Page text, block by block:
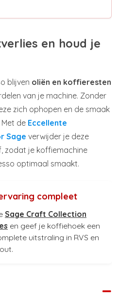
en houd je
blijven oliën en koffieresten
van je machine. Zonder
zich ophopen en de smaak
de Eccellente
Sage verwijder je deze
zodat je koffiemachine
optimaal smaakt.
compleet
Sage Craft Collection
en geef je koffiehoek een
uitstraling in RVS en